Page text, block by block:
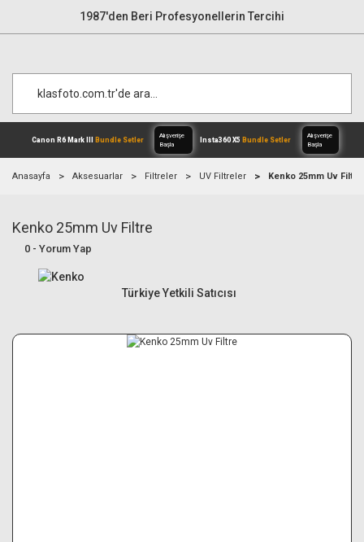
1987'den Beri Profesyonellerin Tercihi
Canon R6 Mark III
Anasayfa Aksesuarlar Filtreler UV Filtreler Kenko 25mm Uv Filtre
Kenko 25mm Uv Filtre
0 - Yorum Yap
Türkiye Yetkili Satıcısı